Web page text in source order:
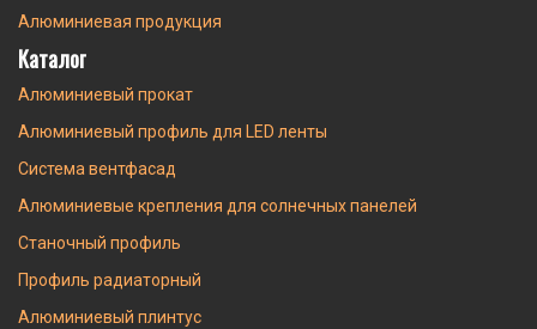
Алюминиевая продукция
Каталог
Алюминиевый прокат
Алюминиевый профиль для LED ленты
Система вентфасад
Алюминиевые крепления для солнечных панелей
Станочный профиль
Профиль радиаторный
Алюминиевый плинтус